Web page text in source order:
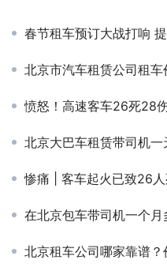
春节租车预订大战打响
北京市汽车租赁公司租车价
愤怒！高速客车26死28伤
北京大巴车租赁带司机
惨痛 | 客车起火已致26人
在北京包车带司机一个月多
北京租车公司哪家靠谱